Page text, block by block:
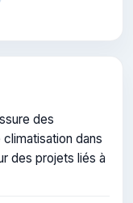
des
dans
des projets liés à